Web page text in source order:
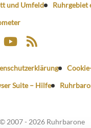
und Umfeld
Ruhrgebiet
Suite – Hilfe
© 2007 - 2026 Ruhrbarone